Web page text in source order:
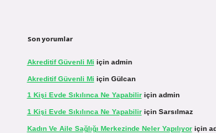
Son yorumlar
Akreditif Güvenli Mi için admin
Akreditif Güvenli Mi için Gülcan
1 Kişi Evde Sıkılınca Ne Yapabiliriçin admin
1 Kişi Evde Sıkılınca Ne Yapabiliriçin Sarsılmaz
Kadın Ve Aile Sağlığı Merkezinde Neler Yapılıyoriçin